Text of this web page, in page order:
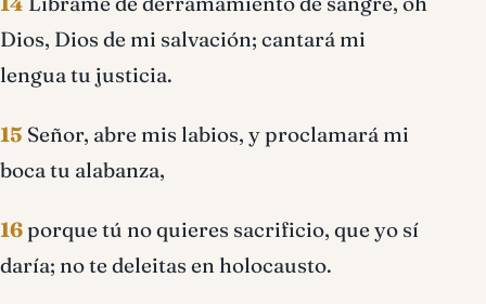
Dios, Dios de mi salvación; cantará mi
lengua tu justicia.
15 Señor, abre mis labios, y proclamará mi
boca tu alabanza,
16porque tú no quieres sacrificio, que yo sí
daría; no te deleitas en holocausto.